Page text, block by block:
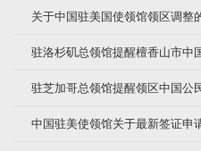
关于中国驻美国使领馆领区调整
驻洛杉矶总领馆提醒檀香山市中
驻芝加哥总领馆提醒领区中国公
中国驻美使领馆关于最新签证申